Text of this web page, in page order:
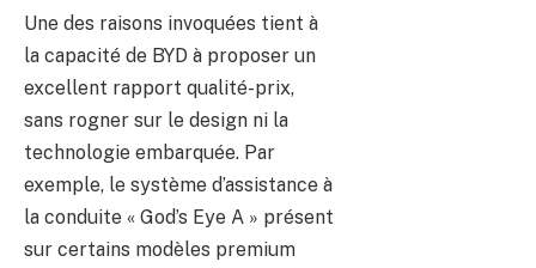
Une des raisons invoquées tient à
la capacité de BYD à proposer un
excellent rapport qualité-prix,
sans rogner sur le design ni la
technologie embarquée. Par
exemple, le système d’assistance à
la conduite « God’s Eye A » présent
sur certains modèles premium